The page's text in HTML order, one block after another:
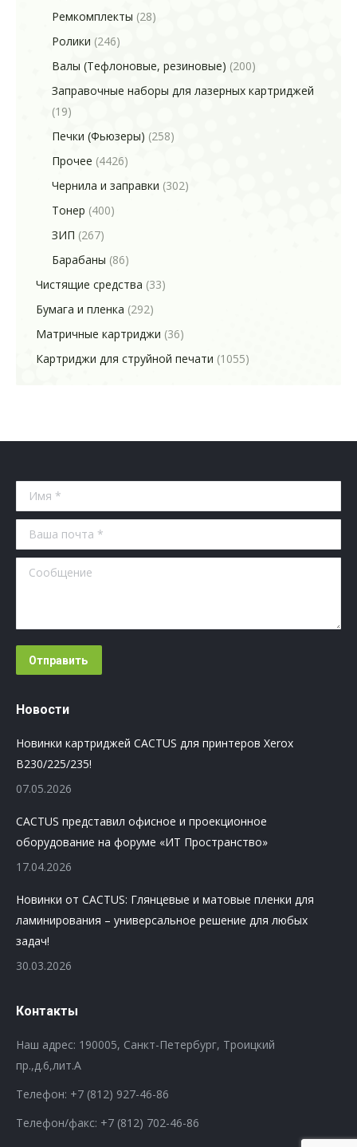
Ремкомплекты (28)
Ролики (246)
Валы (Тефлоновые, резиновые) (200)
Заправочные наборы для лазерных картриджей
(19)
Печки (Фьюзеры) (258)
Прочее (4426)
Чернила и заправки (302)
Тонер (400)
ЗИП (267)
Барабаны (86)
Чистящие средства (33)
Бумага и пленка (292)
Матричные картриджи (36)
Картриджи для струйной печати (1055)
Имя *
Ваша почта *
Сообщение
Отправить
Новости
Новинки картриджей CACTUS для принтеров Xerox
B230/225/235!
07.05.2026
CACTUS представил офисное и проекционное
оборудование на форуме «ИТ Пространство»
17.04.2026
Новинки от CACTUS: Глянцевые и матовые пленки для
ламинирования – универсальное решение для любых
задач!
30.03.2026
Контакты
Наш адрес: 190005, Санкт-Петербург, Троицкий
пр.,д.6,лит.А
Телефон: +7 (812) 927-46-86
Телефон/факс: +7 (812) 702-46-86